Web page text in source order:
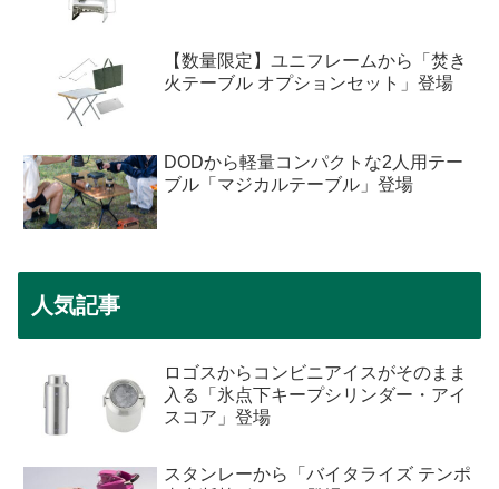
【数量限定】ユニフレームから「焚き
火テーブル オプションセット」登場
DODから軽量コンパクトな2人用テー
ブル「マジカルテーブル」登場
人気記事
ロゴスからコンビニアイスがそのまま
入る「氷点下キープシリンダー・アイ
スコア」登場
スタンレーから「バイタライズ テンポ